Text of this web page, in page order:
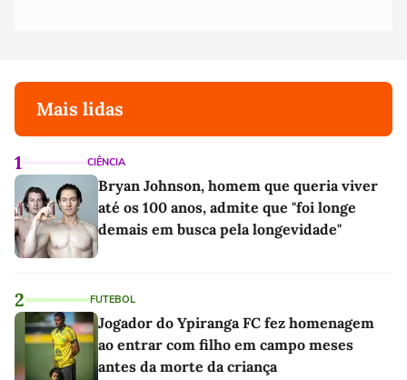
Mais lidas
1 CIÊNCIA
Bryan Johnson, homem que queria viver
até os 100 anos, admite que "foi longe
demais em busca pela longevidade"
2 FUTEBOL
Jogador do Ypiranga FC fez homenagem
ao entrar com filho em campo meses
antes da morte da criança